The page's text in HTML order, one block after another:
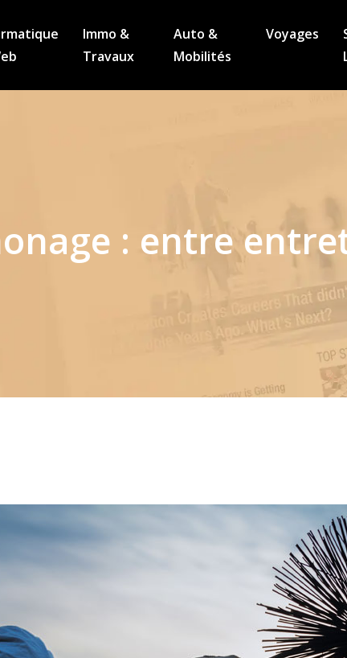
Immo &
Travaux
Auto &
Mobilités
Voyages
: entre